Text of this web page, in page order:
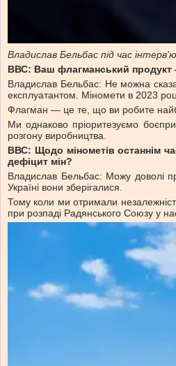
Владислав Бельбас під час
ВВС: Ваш флагманський продукт
Владислав Бельбас: Не можна
експлуатантом. Міномети в 2023
Флагман — це те, що ви робите
Ми однаково пріоритезуємо
розгону виробництва.
ВВС: Щодо мінометів останнім
дефіцит мін?
Владислав Бельбас: Можу доволі
Україні вони зберігалися.
Тому коли ми отримали
при розпаді Радянського Союзу у